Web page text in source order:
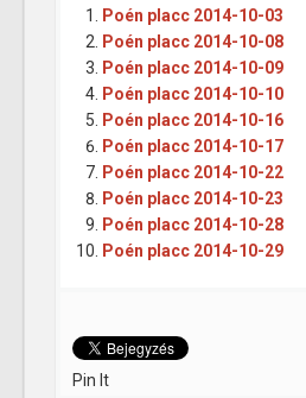
Poén placc 2014-10-03
Poén placc 2014-10-08
Poén placc 2014-10-09
Poén placc 2014-10-10
Poén placc 2014-10-16
Poén placc 2014-10-17
Poén placc 2014-10-22
Poén placc 2014-10-23
Poén placc 2014-10-28
Poén placc 2014-10-29
Pin It